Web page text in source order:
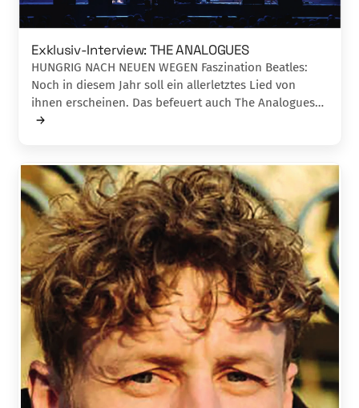
Exklusiv-Interview: THE ANALOGUES
HUNGRIG NACH NEUEN WEGEN Faszination Beatles:
Noch in diesem Jahr soll ein allerletztes Lied von
ihnen erscheinen. Das befeuert auch The Analogues…